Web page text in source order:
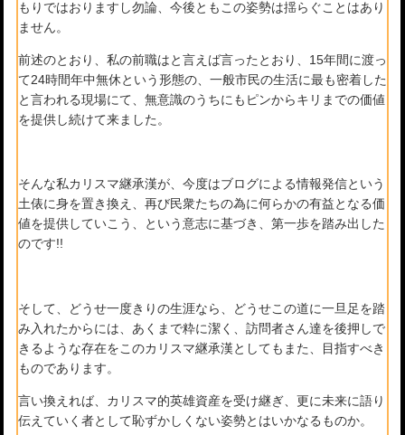
もりではおりますし勿論、今後ともこの姿勢は揺らぐことはあり
ません。
前述のとおり、私の前職はと言えば言ったとおり、15年間に渡っ
て24時間年中無休という形態の、一般市民の生活に最も密着した
と言われる現場にて、無意識のうちにもピンからキリまでの価値
を提供し続けて来ました。
そんな私カリスマ継承漢が、今度はブログによる情報発信という
土俵に身を置き換え、再び民衆たちの為に何らかの有益となる価
値を提供していこう、という意志に基づき、第一歩を踏み出した
のです!!
そして、どうせ一度きりの生涯なら、どうせこの道に一旦足を踏
み入れたからには、あくまで粋に潔く、訪問者さん達を後押しで
きるような存在をこのカリスマ継承漢としてもまた、目指すべき
ものであります。
言い換えれば、カリスマ的英雄資産を受け継ぎ、更に未来に語り
伝えていく者として恥ずかしくない姿勢とはいかなるものか。